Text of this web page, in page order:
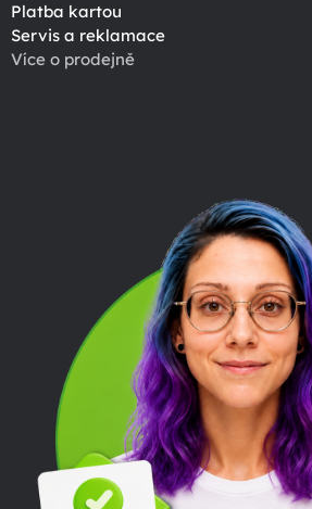
Platba kartou
Servis a reklamace
Více o prodejně